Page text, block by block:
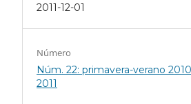
2011-12-01
Número
Núm. 22: primavera-verano
2011